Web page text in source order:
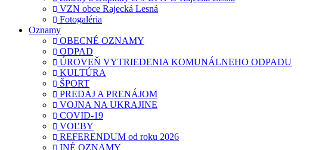
VZN obce Rajecká Lesná
Fotogaléria
Oznamy
OBECNÉ OZNAMY
ODPAD
ÚROVEŇ VYTRIEDENIA KOMUNÁLNEHO ODPADU
KULTÚRA
ŠPORT
PREDAJ A PRENÁJOM
VOJNA NA UKRAJINE
COVID-19
VOĽBY
REFERENDUM od roku 2026
INÉ OZNAMY